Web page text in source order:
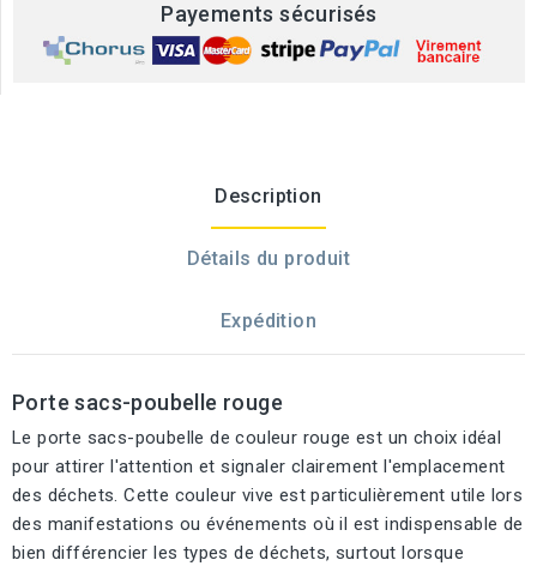
Payements sécurisés
Description
Détails du produit
Expédition
Porte sacs-poubelle rouge
Le porte sacs-poubelle de couleur rouge est un choix idéal
pour attirer l'attention et signaler clairement l'emplacement
des déchets. Cette couleur vive est particulièrement utile lors
des manifestations ou événements où il est indispensable de
bien différencier les types de déchets, surtout lorsque